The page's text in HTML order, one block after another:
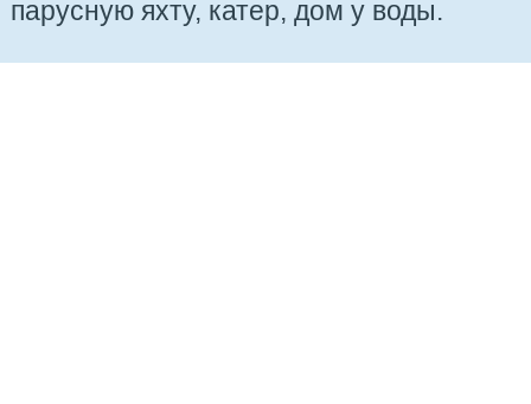
парусную яхту, катер, дом у воды.